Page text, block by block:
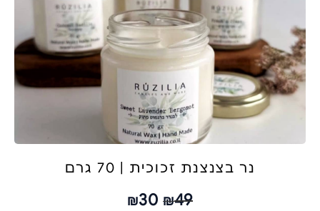
נר בצנצנת זכוכית | 70 גרם
₪49
₪30